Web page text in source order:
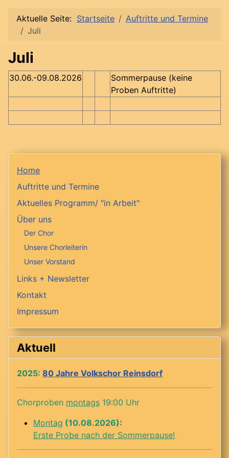
Aktuelle Seite: Startseite
Auftritte und Termine
Juli
Juli
30.06.-09.08.2026
Sommerpause (keine
Proben Auftritte)
Home
Auftritte und Termine
Aktuelles Programm/ "in Arbeit"
Über uns
Der Chor
Unsere Chorleiterin
Unser Vorstand
Links + Newsletter
Kontakt
Impressum
Aktuell
2025: 80 Jahre Volkschor Reinsdorf
Chorproben montags 19:00 Uhr
Montag (10.08.2026):
Erste Probe nach der Sommerpause!